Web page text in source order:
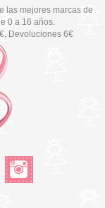
las mejores marcas de
0 a 16 años.
, Devoluciones 6€